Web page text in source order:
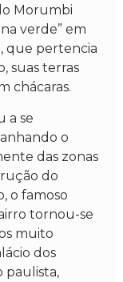
Morumbi
verde” em
que pertencia
suas terras
chácaras.
a se
o
das zonas
do
o famoso
tornou-se
muito
dos
paulista,